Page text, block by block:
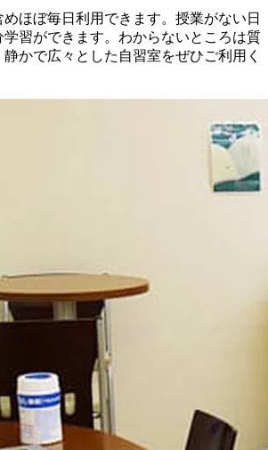
ほぼ毎日利用できます。授業がない日
学習ができます。わからないところは質
かで広々とした自習室をぜひご利用く